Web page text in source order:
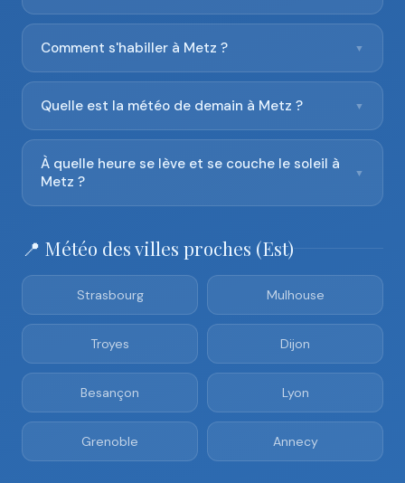
Comment s'habiller à Metz ? ▼
Quelle est la météo de demain à Metz ? ▼
À quelle heure se lève et se couche le soleil à
Metz ?
▼
📍 Météo des villes proches (Est)
Strasbourg Mulhouse
Troyes Dijon
Besançon Lyon
Grenoble Annecy